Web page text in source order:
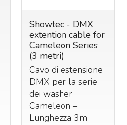
Showtec - DMX
extention cable for
Cameleon Series
(3 metri)
Cavo di estensione
DMX per la serie
dei washer
Cameleon –
Lunghezza 3m